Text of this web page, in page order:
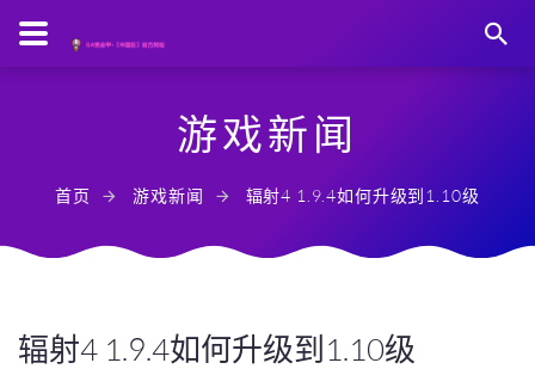
游戏新闻
首页 游戏新闻 辐射4 1.9.4如何升级到1.10级
辐射4 1.9.4如何升级到1.10级